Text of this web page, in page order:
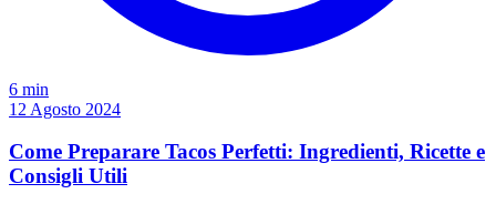
6 min
12 Agosto 2024
Come Preparare Tacos Perfetti: Ingredienti, Ricette e
Consigli Utili